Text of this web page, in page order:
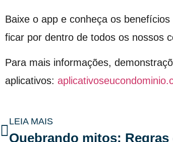
Baixe o app e conheça os
ficar por dentro de todos os nossos
Para mais informações,
aplicativos:
LEIA MAIS